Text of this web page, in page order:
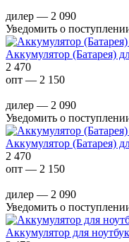
дилер — 2 090
Уведомить о
Аккумулятор (Батарея)
2 470
опт — 2 150
дилер — 2 090
Уведомить о
Аккумулятор (Батарея)
2 470
опт — 2 150
дилер — 2 090
Уведомить о
Аккумулятор для